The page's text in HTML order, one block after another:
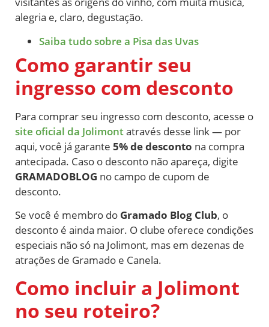
alegria e, claro, degustação.
Saiba tudo sobre a Pisa das Uvas
Como garantir seu
ingresso com desconto
Para comprar seu ingresso com desconto, acesse o
site oficial da Jolimontatravés desse link — por
aqui, você já garante 5% de desconto na compra
antecipada. Caso o desconto não apareça, digite
GRAMADOBLOG no campo de cupom de
desconto.
Se você é membro do Gramado Blog Club, o
desconto é ainda maior. O clube oferece condições
especiais não só na Jolimont, mas em dezenas de
atrações de Gramado e Canela.
Como incluir a Jolimont
no seu roteiro?